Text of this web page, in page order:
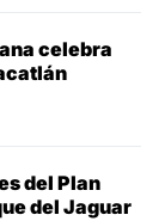
celebra
del Plan
del Jaguar